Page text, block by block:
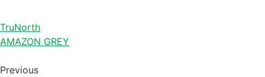
TruNorth
AMAZON GREY
Previous